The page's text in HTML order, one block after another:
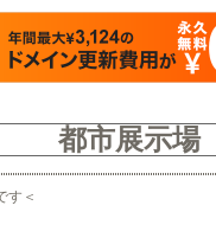
都市展示場
す＜